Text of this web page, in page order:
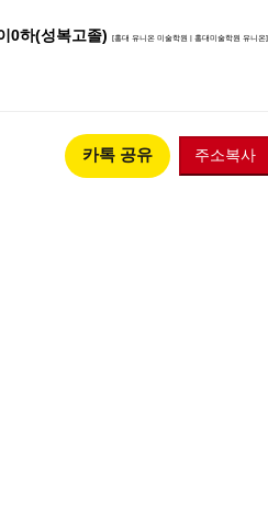
0하(성복고졸) [홍대 유니온 미술학원 | 홍대미술학원 유니온]
카톡 공유 주소복사